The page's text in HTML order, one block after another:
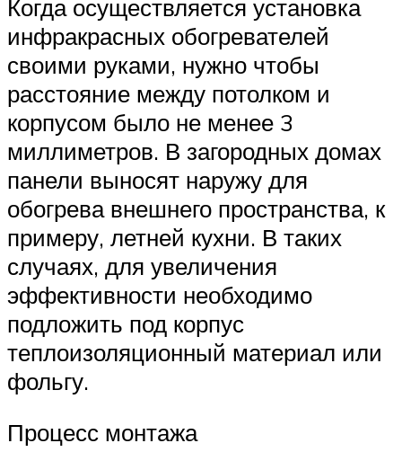
Когда осуществляется установка
инфракрасных обогревателей
своими руками, нужно чтобы
расстояние между потолком и
корпусом было не менее 3
миллиметров. В загородных домах
панели выносят наружу для
обогрева внешнего пространства, к
примеру, летней кухни. В таких
случаях, для увеличения
эффективности необходимо
подложить под корпус
теплоизоляционный материал или
фольгу.
Процесс монтажа